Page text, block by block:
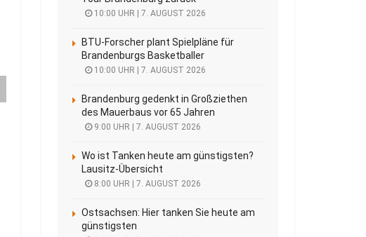
10:00 UHR | 7. AUGUST 2026
BTU-Forscher plant Spielpläne für
Brandenburgs Basketballer
10:00 UHR | 7. AUGUST 2026
Brandenburg gedenkt in Großziethen
des Mauerbaus vor 65 Jahren
9:00 UHR | 7. AUGUST 2026
Wo ist Tanken heute am günstigsten?
Lausitz-Übersicht
8:00 UHR | 7. AUGUST 2026
Ostsachsen: Hier tanken Sie heute am
günstigsten